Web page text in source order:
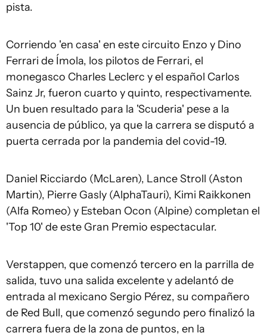
pista.
Corriendo 'en casa' en este circuito Enzo y Dino
Ferrari de Ímola, los pilotos de Ferrari, el
monegasco Charles Leclerc y el español Carlos
Sainz Jr, fueron cuarto y quinto, respectivamente.
Un buen resultado para la 'Scuderia' pese a la
ausencia de público, ya que la carrera se disputó a
puerta cerrada por la pandemia del covid-19.
Daniel Ricciardo (McLaren), Lance Stroll (Aston
Martin), Pierre Gasly (AlphaTauri), Kimi Raikkonen
(Alfa Romeo) y Esteban Ocon (Alpine) completan el
'Top 10' de este Gran Premio espectacular.
Verstappen, que comenzó tercero en la parrilla de
salida, tuvo una salida excelente y adelantó de
entrada al mexicano Sergio Pérez, su compañero
de Red Bull, que comenzó segundo pero finalizó la
carrera fuera de la zona de puntos, en la